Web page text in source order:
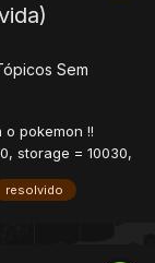
Sem
pokemon !!
storage = 10030,
{"Shiny
resolvido